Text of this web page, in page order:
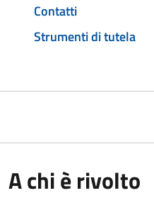
Contatti
Strumenti di tutela
A chi è rivolto